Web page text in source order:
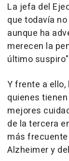
La jefa del
que todavía
aunque ha
merecen la
último
Y frente a ello,
quienes
mejores
de la tercera
más
Alzheimer y